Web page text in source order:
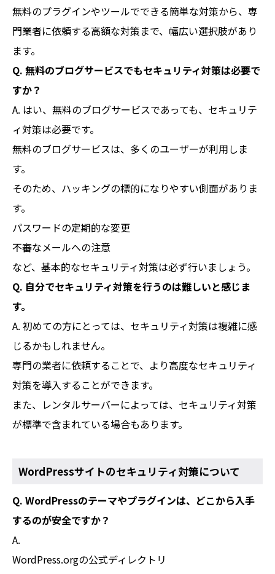
無料のプラグインやツールでできる簡単な対策から、専
門業者に依頼する高額な対策まで、幅広い選択肢があり
ます。
Q. 無料のブログサービスでもセキュリティ対策は必要で
すか？
A. はい、無料のブログサービスであっても、セキュリテ
ィ対策は必要です。
無料のブログサービスは、多くのユーザーが利用しま
す。
そのため、ハッキングの標的になりやすい側面がありま
す。
パスワードの定期的な変更
不審なメールへの注意
など、基本的なセキュリティ対策は必ず行いましょう。
Q. 自分でセキュリティ対策を行うのは難しいと感じま
す。
A. 初めての方にとっては、セキュリティ対策は複雑に感
じるかもしれません。
専門の業者に依頼することで、より高度なセキュリティ
対策を導入することができます。
また、レンタルサーバーによっては、セキュリティ対策
が標準で含まれている場合もあります。
WordPressサイトのセキュリティ対策について
Q. WordPressのテーマやプラグインは、どこから入手
するのが安全ですか？
A.
WordPress.orgの公式ディレクトリ